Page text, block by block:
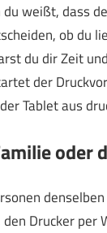
weißt, dass
ob du
du dir Zeit
der
Tablet aus
oder
Drucker